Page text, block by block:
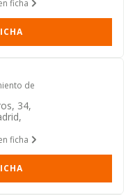
ficha
de
34,
ficha